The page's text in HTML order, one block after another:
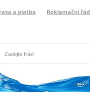
a platba Reklamační řád